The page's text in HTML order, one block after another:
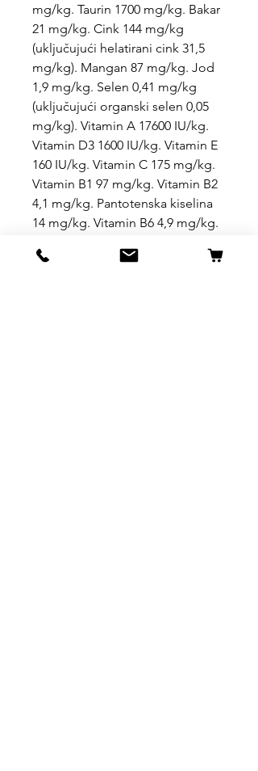
mg/kg. Taurin 1700 mg/kg. Bakar
21 mg/kg. Cink 144 mg/kg
(uključujući helatirani cink 31,5
mg/kg). Mangan 87 mg/kg. Jod
1,9 mg/kg. Selen 0,41 mg/kg
(uključujući organski selen 0,05
mg/kg). Vitamin A 17600 IU/kg.
Vitamin D3 1600 IU/kg. Vitamin E
160 IU/kg. Vitamin C 175 mg/kg.
Vitamin B1 97 mg/kg. Vitamin B2
4,1 mg/kg. Pantotenska kiselina
14 mg/kg. Vitamin B6 4,9 mg/kg.
PP 53 mg/kg. Biotin 1,6 mg/kg.